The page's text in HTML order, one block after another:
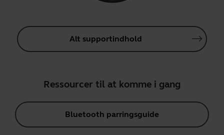
Alt supportindhold
Ressourcer til at komme i gang
Bluetooth parringsguide